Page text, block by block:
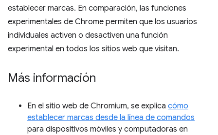
establecer marcas. En comparación, las funciones
experimentales de Chrome permiten que los usuarios
individuales activen o desactiven una función
experimental en todos los sitios web que visitan.
Más información
En el sitio web de Chromium, se explica cómo
establecer marcas desde la línea de comandos
para dispositivos móviles y computadoras en